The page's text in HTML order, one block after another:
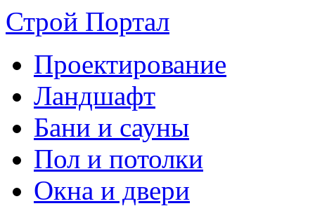
Строй Портал
Проектирование
Ландшафт
Бани и сауны
Пол и потолки
Окна и двери